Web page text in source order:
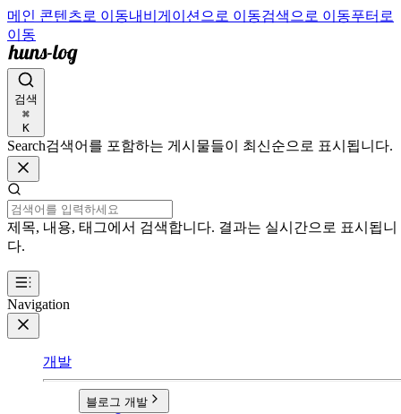
메인 콘텐츠로 이동내비게이션으로 이동검색으로 이동푸터로
이동
검색
⌘
K
Search검색어를 포함하는 게시물들이 최신순으로 표시됩니다.
제목, 내용, 태그에서 검색합니다. 결과는 실시간으로 표시됩니
다.
Navigation
개발
블로그 개발